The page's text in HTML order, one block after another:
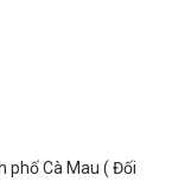
phố Cà Mau ( Đối